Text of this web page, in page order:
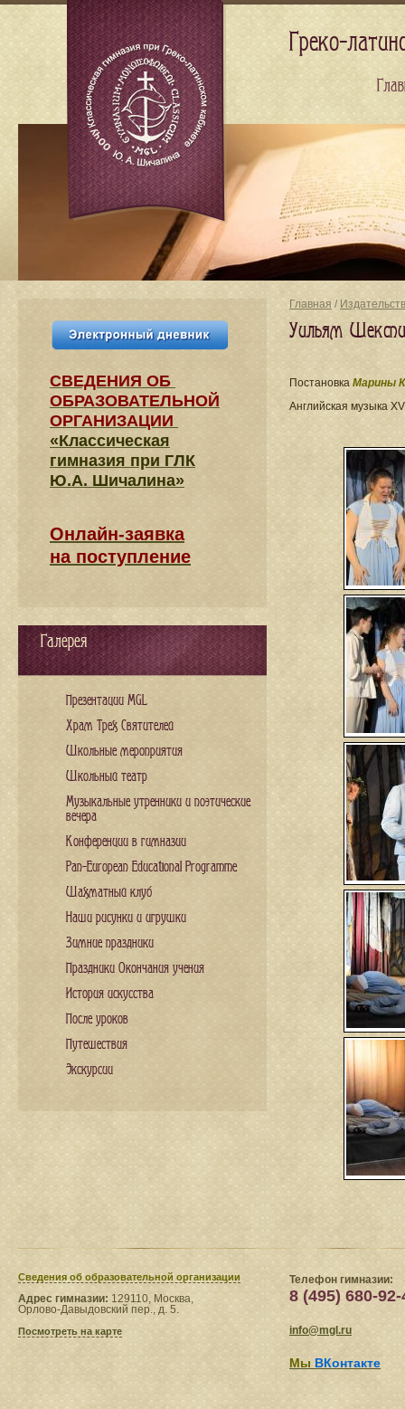
Главная /
Уильям
Постановка Марины
Английская музыка
СВЕДЕНИЯ​ ОБ
ОБРАЗОВАТЕЛЬНОЙ
ОРГАНИЗАЦИИ
«Классическая
гимназия при ГЛК
Ю.А. Шичалина»
Онлайн-заявка
на поступление
Галерея
Презентации MGL
Храм Трех Святителей
Школьные мероприятия
Школьный театр
Музыкальные утренники и поэтические
вечера
Конференции в гимназии
Pan-European Educational Programme
Шахматный клуб
Наши рисунки и игрушки
Зимние праздники
Праздники Окончания учения
История искусства
После уроков
Путешествия
Экскурсии
Сведения​ об образовательной организации
Адрес гимназии: 129110, Москва,
Орлово-Давыдовский пер., д. 5.
Посмотреть на карте
Телефон гимназии:
8 (495) 680-92-
info@mgl.ru
Мы ВКонтакте
Греко-